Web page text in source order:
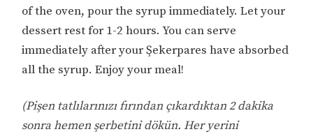
of the oven, pour the syrup immediately. Let your
dessert rest for 1-2 hours. You can serve
immediately after your Şekerpares have absorbed
all the syrup. Enjoy your meal!
(Pişen tatlılarınızı fırından çıkardıktan 2 dakika
sonra hemen şerbetini dökün. Her yerini